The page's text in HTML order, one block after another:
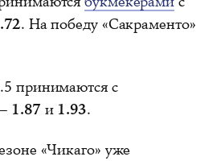
. На победу «Сакраменто»
принимаются с
1.87 и 1.93.
«Чикаго» уже